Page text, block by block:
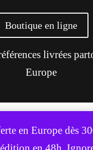
en Europe dès
Boutique en ligne
livrées
Europe
cookies pour améliorer votre
Accepter Refuser